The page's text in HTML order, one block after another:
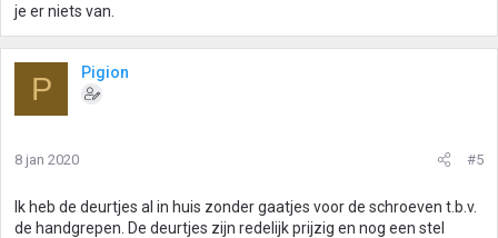
je er niets van.
P Pigion
8 jan 2020 #5
Ik heb de deurtjes al in huis zonder gaatjes voor de schroeven t.b.v.
de handgrepen. De deurtjes zijn redelijk prijzig en nog een stel